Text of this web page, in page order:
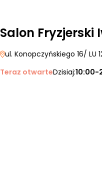
Salon Fryzjerski
ul. Konopczyńskiego 16/ LU
Teraz otwarteDzisiaj:10:00-